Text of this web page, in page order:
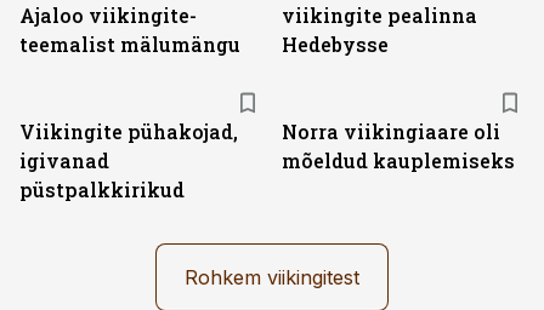
Ajaloo viikingite-
teemalist mälumängu
viikingite pealinna
Hedebysse
Viikingite pühakojad,
igivanad
püstpalkkirikud
Norra viikingiaare oli
mõeldud kauplemiseks
Rohkem viikingitest